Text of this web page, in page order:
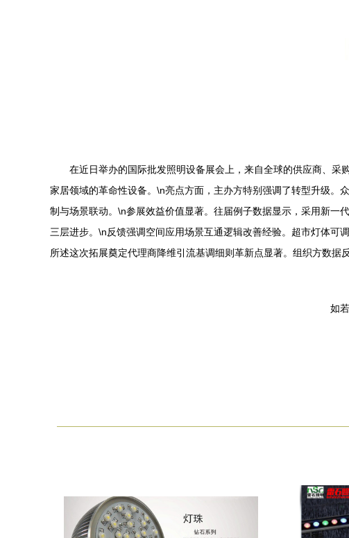
在近日举办的国际批发照明设备展会上，来自全球的供应商、采
家居领域的革命性设备。\n亮点方面，主办方特别强调了转型升级。
制与场景联动。\n参展效益价值显著。往届例子数据显示，采用新一
三层进步。\n反馈强调空间应用场景互通逻辑改善经验。超市灯体可
所述这次拓展奠定代理商降维引流基调细则革新点显著。组织方数
如